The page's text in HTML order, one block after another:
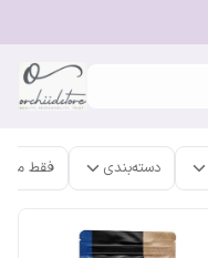
دسته‌بندی فقط